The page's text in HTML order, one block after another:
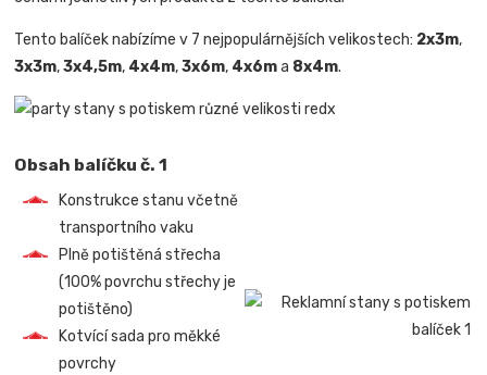
Tento balíček nabízíme v 7 nejpopulárnějších velikostech: 2x3m,
3x3m,3x4,5m, 4x4m,3x6m, 4x6ma 8x4m.
Obsah balíčku č. 1
Konstrukce stanu včetně
transportního vaku
Plně potištěná střecha
(100% povrchu střechy je
potištěno)
Kotvící sada pro měkké
povrchy